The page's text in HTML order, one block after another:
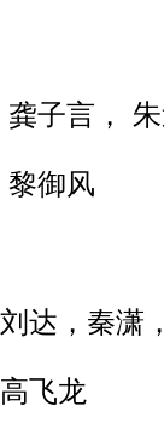
子言， 朱
御风
达，秦潇
飞龙